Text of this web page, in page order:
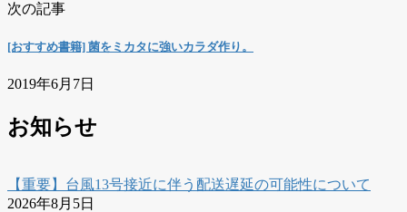
次の記事
[おすすめ書籍] 菌をミカタに強いカラダ作り。
2019年6月7日
お知らせ
【重要】台風13号接近に伴う配送遅延の可能性について
2026年8月5日